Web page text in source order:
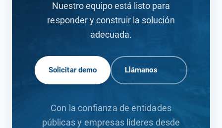
Nuestro equipo está listo para
responder y construir la solución
adecuada.
Solicitar demo Llámanos
Con la confianza de entidades
públicas y empresas líderes desde